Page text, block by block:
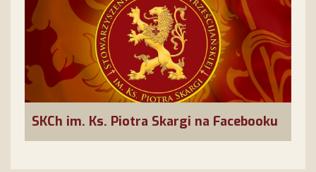
SKCh im. Ks. Piotra Skargi na Facebooku